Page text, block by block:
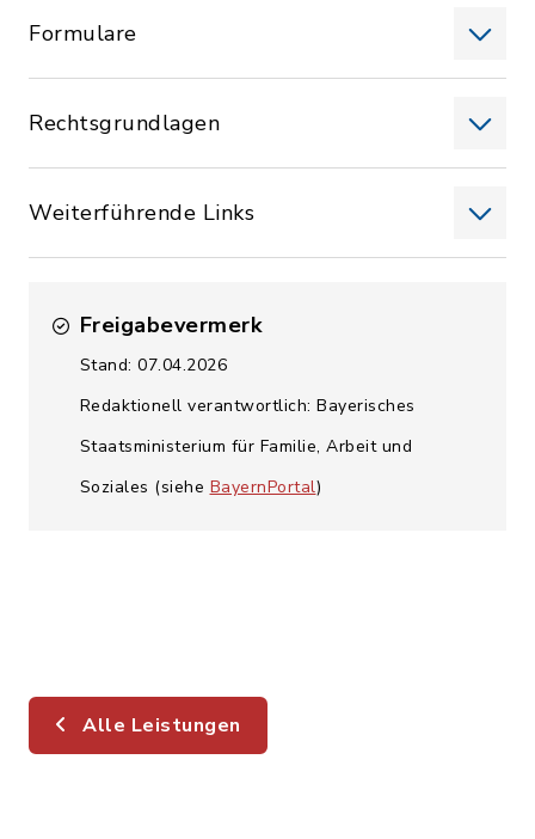
Formulare
Rechtsgrundlagen
Weiterführende Links
Freigabevermerk
Stand: 07.04.2026
Redaktionell verantwortlich: Bayerisches
Staatsministerium für Familie, Arbeit und
Soziales (siehe BayernPortal)
Alle Leistungen